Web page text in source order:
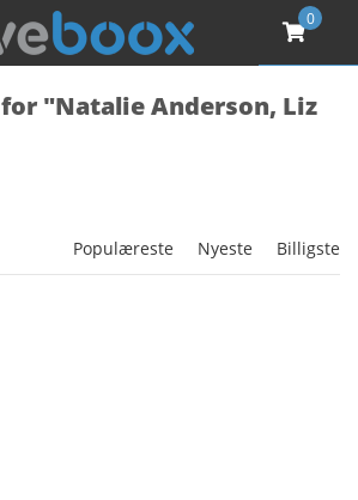
0
"Natalie Anderson, Liz
Populæreste Nyeste Billigste